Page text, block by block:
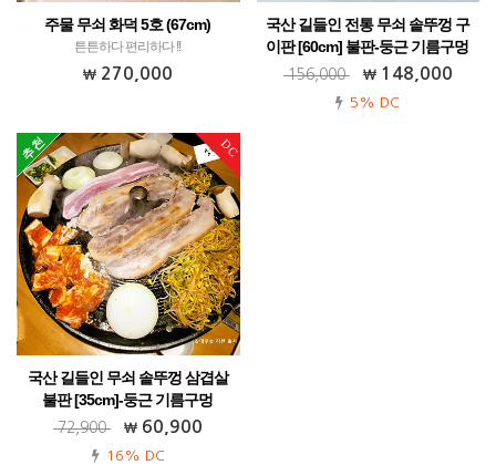
주물 무쇠 화덕 5호 (67cm)
튼튼하다 편리하다 !!
270,000
국산 길들인 전통 무쇠 솥뚜껑 구
이판 [60cm] 불판-둥근 기름구멍
전원주택 펜션용 영업용 추천!!
156,000 148,000
5% DC
DC
국산 길들인 무쇠 솥뚜껑 삼겹살
불판 [35cm]-둥근 기름구멍
가정용 부르스타용 추천! 캠핑 야외 업소
72,900 60,900
16% DC